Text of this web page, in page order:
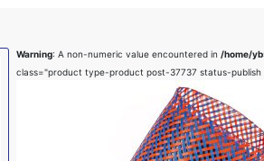
Warning: A non-numeric value encountered in/home/
class="product type-product post-37737 status-